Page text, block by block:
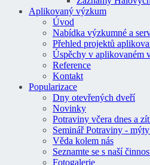
Aplikovaný výzkum
Úvod
Nabídka výzkumné a
Přehled projektů
Úspěchy v aplikovaném
Reference
Kontakt
Popularizace
Dny otevřených dveří
Novinky
Potraviny včera dnes a
Seminář Potraviny -
Věda kolem nás
Seznamte se s naší
Fotogalerie